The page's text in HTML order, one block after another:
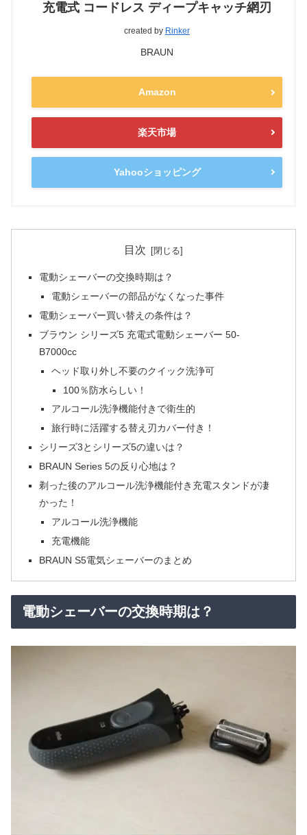
充電式 コードレス ディープキャッチ網刃
created by Rinker
BRAUN
Amazon
楽天市場
Yahooショッピング
目次
電動シェーバーの交換時期は？
電動シェーバーの部品がなくなった事件
電動シェーバー買い替えの条件は？
ブラウン シリーズ5 充電式電動シェーバー 50-
B7000cc
ヘッド取り外し不要のクイック洗浄可
100％防水らしい！
アルコール洗浄機能付きで衛生的
旅行時に活躍する替え刃カバー付き！
シリーズ3とシリーズ5の違いは？
BRAUN Series 5の反り心地は？
剃った後のアルコール洗浄機能付き充電スタンドが凄
かった！
アルコール洗浄機能
充電機能
BRAUN S5電気シェーバーのまとめ
電動シェーバーの交換時期は？